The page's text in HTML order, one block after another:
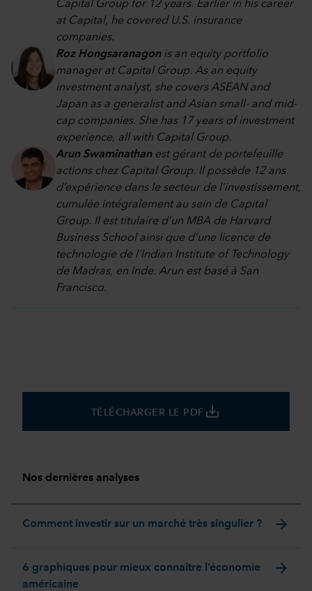
Capital Group for 12 years. Earlier in his career
at Capital, he covered U.S. insurance
companies.
Roz Hongsaranagonis an equity portfolio
manager at Capital Group. As an equity
investment analyst, she covers ASEAN and
Japan as a generalist and Asian small- and mid-
cap companies. She has 17 years of investment
experience, all with Capital Group.
Arun Swaminathan est gérant de portefeuille
actions chez Capital Group. Il possède 12 ans
d’expérience dans le secteur de l’investissement,
cumulée intégralement au sein de Capital
Group. Il est titulaire d’un MBA de Harvard
Business School ainsi que d’une licence de
technologie de l’Indian Institute of Technology
de Madras, en Inde. Arun est basé à San
Francisco.
TÉLÉCHARGER LE PDF save_alt
Nos dernières analyses
Comment investir sur un marché très singulier ? arrow_forward
6 graphiques pour mieux connaître l’économie
américaine
arrow_forward